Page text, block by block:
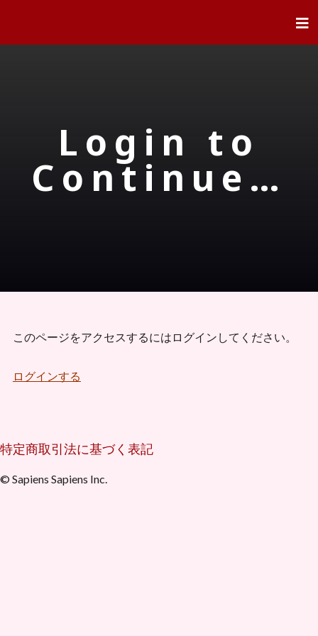
Login to
Continue…
このページをアクセスするにはログインしてください。
ログインする
特定商取引法に基づく表記
© Sapiens Sapiens Inc.